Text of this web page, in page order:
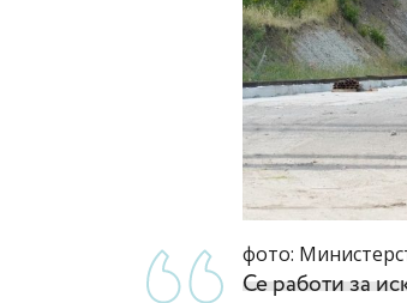
фото:
Се работи за